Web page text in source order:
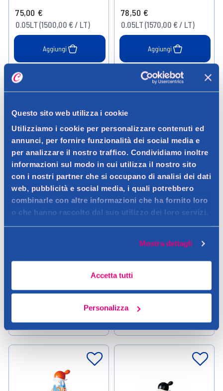
Questo sito web utilizza i cookie
Utilizziamo i cookie per personalizzare contenuti ed
annunci, per fornire funzionalità dei social media e
per analizzare il nostro traffico. Condividiamo inoltre
informazioni sul modo in cui utilizza il nostro sito
con i nostri partner che si occupano di analisi dei dati
web, pubblicità e social media, i quali potrebbero
combinarle con altre informazioni che ha fornito loro
o che hanno raccolto dal suo utilizzo dei loro servizi.
Mostra dettagli
Accetta tutti
Personalizza
75,00 €
0.05LT (1500,00 € / LT)
Aggiungi
Help
Verifica disp. in negozio
78,50 €
0.05LT (1570,00 € / LT)
Aggiungi
Verifica disp. in negozio
Moschino
65,00 €
Help
Verifica disp. in negozio
Moschino
65,00 €
Help
Verifica disp. in negozio